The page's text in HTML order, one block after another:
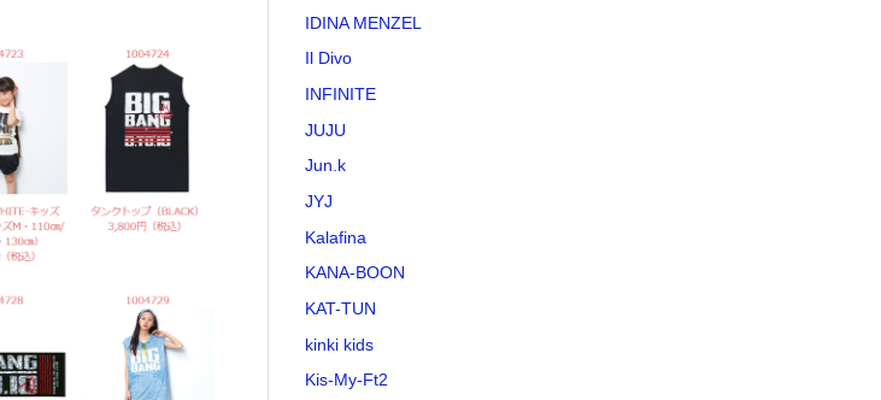
IDINA MENZEL
Il Divo
INFINITE
JUJU
Jun.k
JYJ
Kalafina
KANA-BOON
KAT-TUN
kinki kids
Kis-My-Ft2